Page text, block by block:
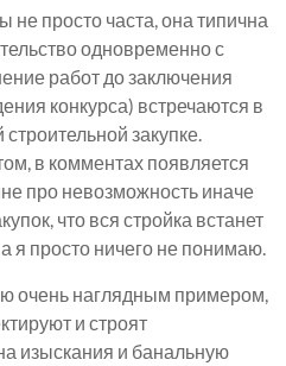
не просто часта, она типична
одновременно с
работ до заключения
конкурса) встречаются в
закупке.
в комментах появляется
про невозможность иначе
что вся стройка встанет
я просто ничего не понимаю.
очень наглядным примером,
и строят
изыскания и банальную